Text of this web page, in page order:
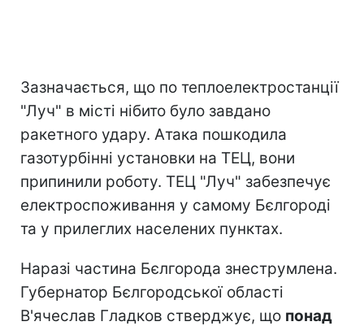
Зазначається, що по теплоелектростанції
"Луч" в місті нібито було завдано
ракетного удару. Атака пошкодила
газотурбінні установки на ТЕЦ, вони
припинили роботу. ТЕЦ "Луч" забезпечує
електроспоживання у самому Бєлгороді
та у прилеглих населених пунктах.
Наразі частина Бєлгорода знеструмлена.
Губернатор Бєлгородської області
В'ячеслав Гладков стверджує, що понад